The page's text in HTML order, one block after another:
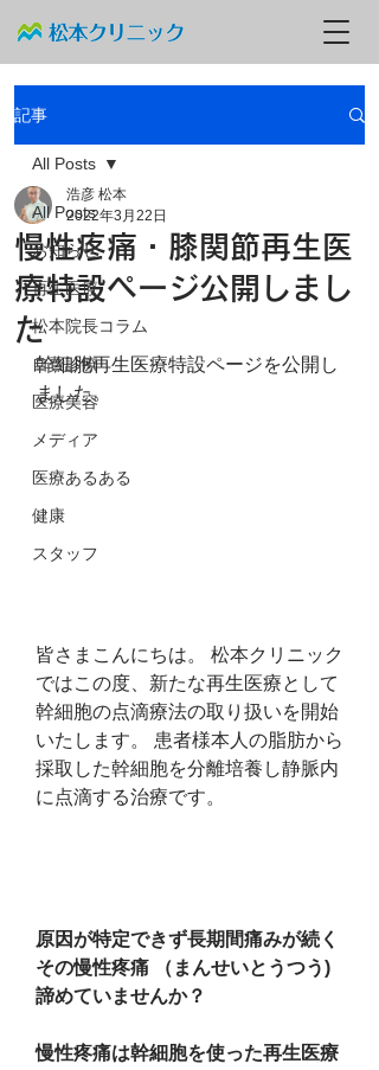
記事
All Posts
お知らせ
再生医療
松本院長コラム
自費診療
医療美容
メディア
医療あるある
健康
スタッフ
All Posts
慢性疼痛・膝関節再生医
療特設ページ公開しまし
た
浩彦 松本
2022年3月22日
幹細胞再生医療特設ページを公開し
ました。
皆さまこんにちは。 松本クリニック
ではこの度、新たな再生医療として
幹細胞の点滴療法の取り扱いを開始
いたします。 患者様本人の脂肪から
採取した幹細胞を分離培養し静脈内
に点滴する治療です。
原因が特定できず長期間痛みが続く
その慢性疼痛 （まんせいとうつう)
諦めていませんか？
慢性疼痛は幹細胞を使った再生医療